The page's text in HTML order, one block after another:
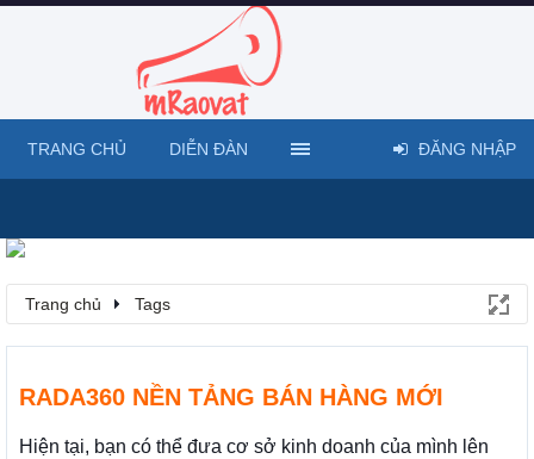
Trang chủ Tags
RADA360 NỀN TẢNG BÁN HÀNG MỚI
Hiện tại, bạn có thể đưa cơ sở kinh doanh của mình lên
TRANG CHỦ DIỄN ĐÀN ĐĂNG NHẬP